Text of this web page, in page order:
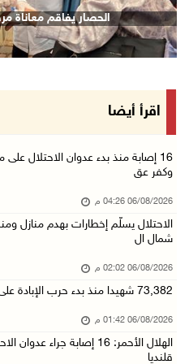
الاحتلال يسلّم إخطارات بهدم
06/آب/2026 02:02 م
افتتاح سوق الباذنجان البتيري
"إبداع المعلم" و"التربية" يطلقان
73,382 شهيدا منذ بدء حرب الإبادة على قطاع غزة
سفارة فلسطين في عُمان تكرم
06/آب/2026 01:36 م
الحسيني يبحث مع ممثلة الهند
بغزة للمطالبة بتمكين الطلبة من السفر
اقرأ أيضا
16 إصابة منذ بدء عدوان الاحتلال على
وكفر عق
06/08/2026 04:26 م
الاحتلال يسلّم إخطارات بهدم منازل
شمال ال
06/08/2026 02:02 م
73,382 شهيدا منذ بدء حرب الإبادة على قطاع غزة
06/08/2026 01:42 م
الهلال الأحمر: 16 إصابة جراء
قلنديا